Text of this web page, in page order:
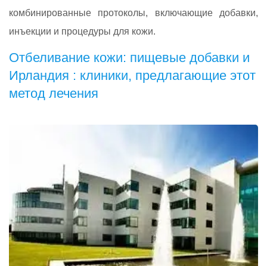
комбинированные протоколы, включающие добавки,
инъекции и процедуры для кожи.
Отбеливание кожи: пищевые добавки и
Ирландия : клиники, предлагающие этот
метод лечения